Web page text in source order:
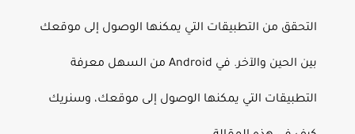
التحقق من التطبيقات التي يمكنها الوصول إلى موقعك
بين الحين والآخر. في Android من السهل معرفة
التطبيقات التي يمكنها الوصول إلى موقعك، وسنريك